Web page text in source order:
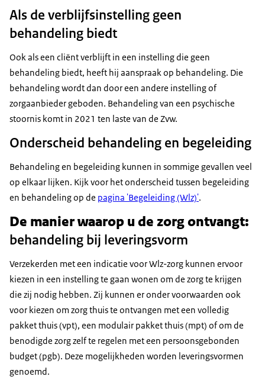
Als de verblijfsinstelling geen
behandeling biedt
Ook als een cliënt verblijft in een instelling die geen
behandeling biedt, heeft hij aanspraak op behandeling. Die
behandeling wordt dan door een andere instelling of
zorgaanbieder geboden. Behandeling van een psychische
stoornis komt in 2021 ten laste van de Zvw.
Onderscheid behandeling en begeleiding
Behandeling en begeleiding kunnen in sommige gevallen veel
op elkaar lijken. Kijk voor het onderscheid tussen begeleiding
en behandeling op de pagina 'Begeleiding (Wlz)'.
De manier waarop u de zorg ontvangt:
behandeling bij leveringsvorm
Verzekerden met een indicatie voor Wlz-zorg kunnen ervoor
kiezen in een instelling te gaan wonen om de zorg te krijgen
die zij nodig hebben. Zij kunnen er onder voorwaarden ook
voor kiezen om zorg thuis te ontvangen met een volledig
pakket thuis (vpt), een modulair pakket thuis (mpt) of om de
benodigde zorg zelf te regelen met een persoonsgebonden
budget (pgb). Deze mogelijkheden worden leveringsvormen
genoemd.